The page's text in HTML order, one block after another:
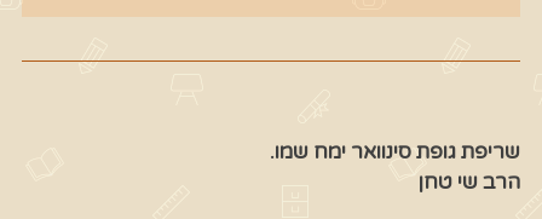
שריפת גופת סינוואר ימח שמו.
הרב שי טחן